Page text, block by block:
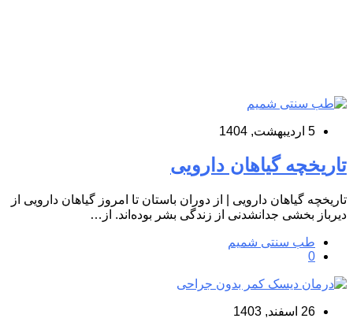
5 اردیبهشت, 1404
تاریخچه گیاهان دارویی
تاریخچه گیاهان دارویی | از دوران باستان تا امروز گیاهان دارویی از
دیرباز بخشی جدانشدنی از زندگی بشر بوده‌اند. از…
طب سنتی شمیم
0
26 اسفند, 1403